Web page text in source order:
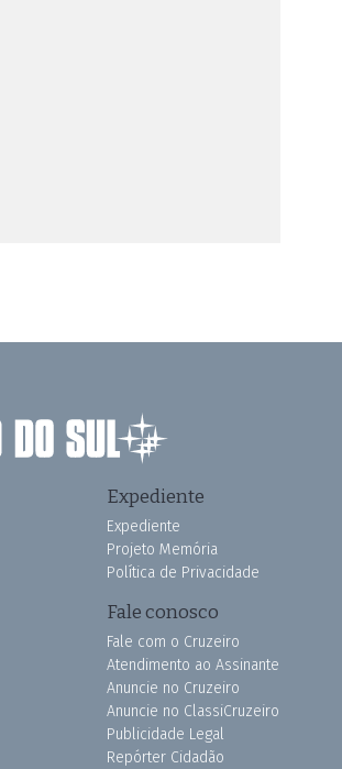
Expediente
Expediente
Projeto Memória
Política de Privacidade
Fale conosco
Fale com o Cruzeiro
Atendimento ao Assinante
Anuncie no Cruzeiro
Anuncie no ClassiCruzeiro
Publicidade Legal
Repórter Cidadão